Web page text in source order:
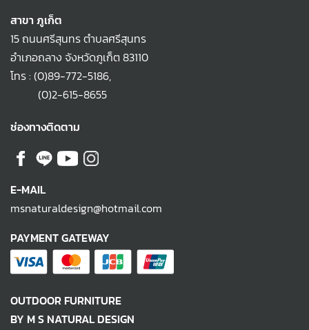
สาขา ภูเก็ต
15 ถนนศรีสุนทร ตำบลศรีสุนทร
อำเภอถลาง จังหวัดภูเก็ต 83110
โทร : (0)89-772-5186,
(0)2-615-8655
ช่องทางติดตาม
E-MAIL
msnaturaldesign@hotmail.com
PAYMENT GATEWAY
OUTDOOR FURNITURE
BY M S NATURAL DESIGN